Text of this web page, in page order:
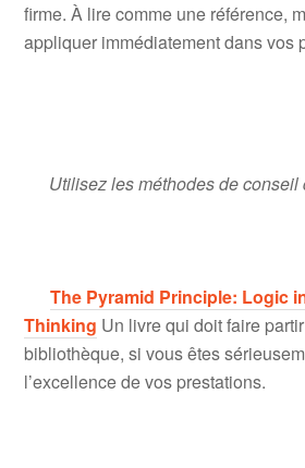
firme. À lire comme une référence,
appliquer immédiatement dans vos
Utilisez les méthodes de
The Pyramid Principle: Logic
Thinking Un livre qui doit faire
bibliothèque, si vous êtes
l’excellence de vos prestations.